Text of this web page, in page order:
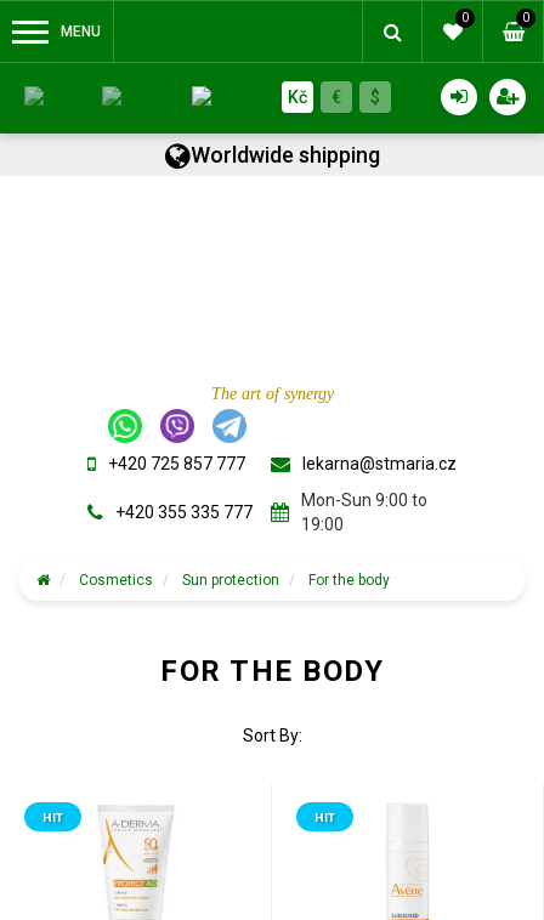
MENU
0 0
Kč € $
Worldwide shipping
The art of synergy
+420 725 857 777
+420 355 335 777
lekarna@stmaria.cz
Mon-Sun 9:00 to
19:00
Cosmetics Sun protection For the body
FOR THE BODY
Sort By:
HIT HIT